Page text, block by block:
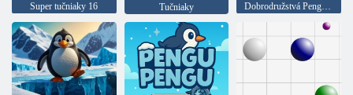
Super tučniaky 16 Tučniaky Dobrodružstvá Penguin Niels